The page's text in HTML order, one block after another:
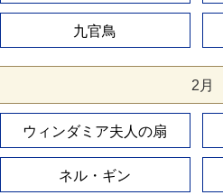
九官鳥
2月
ウィンダミア夫人の扇
ネル・ギン